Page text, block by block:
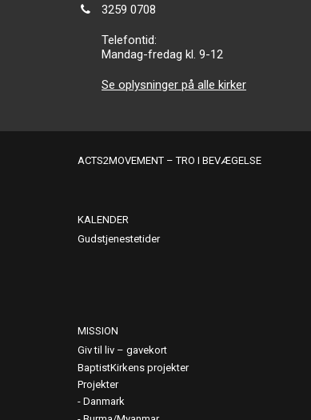
Tlf.:
3259 0708
Telefontid:
Mandag-fredag kl. 9-12
Se oplysninger på alle kirker
ACTS2MOVEMENT – TRO I BEVÆGELSE
KALENDER
Gudstjenestetider
MISSION
Giv til liv – gavekort
BaptistKirkens projekter
Projekter
Danmark